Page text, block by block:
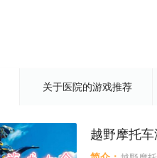
关于医院的游戏推荐
越野摩托